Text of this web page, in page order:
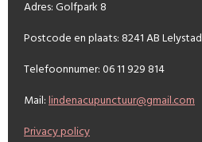
Adres: Golfpark 8
Postcode en plaats: 8241 AB Lelystad
Telefoonnumer: 06 11 929 814
Mail:lindenacupunctuur@gmail.com
Privacy policy